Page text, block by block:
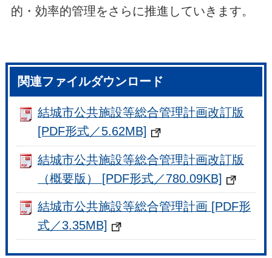
的・効率的管理をさらに推進していきます。
関連ファイルダウンロード
結城市公共施設等総合管理計画改訂版
[PDF形式／5.62MB]
結城市公共施設等総合管理計画改訂版
（概要版） [PDF形式／780.09KB]
結城市公共施設等総合管理計画 [PDF形
式／3.35MB]